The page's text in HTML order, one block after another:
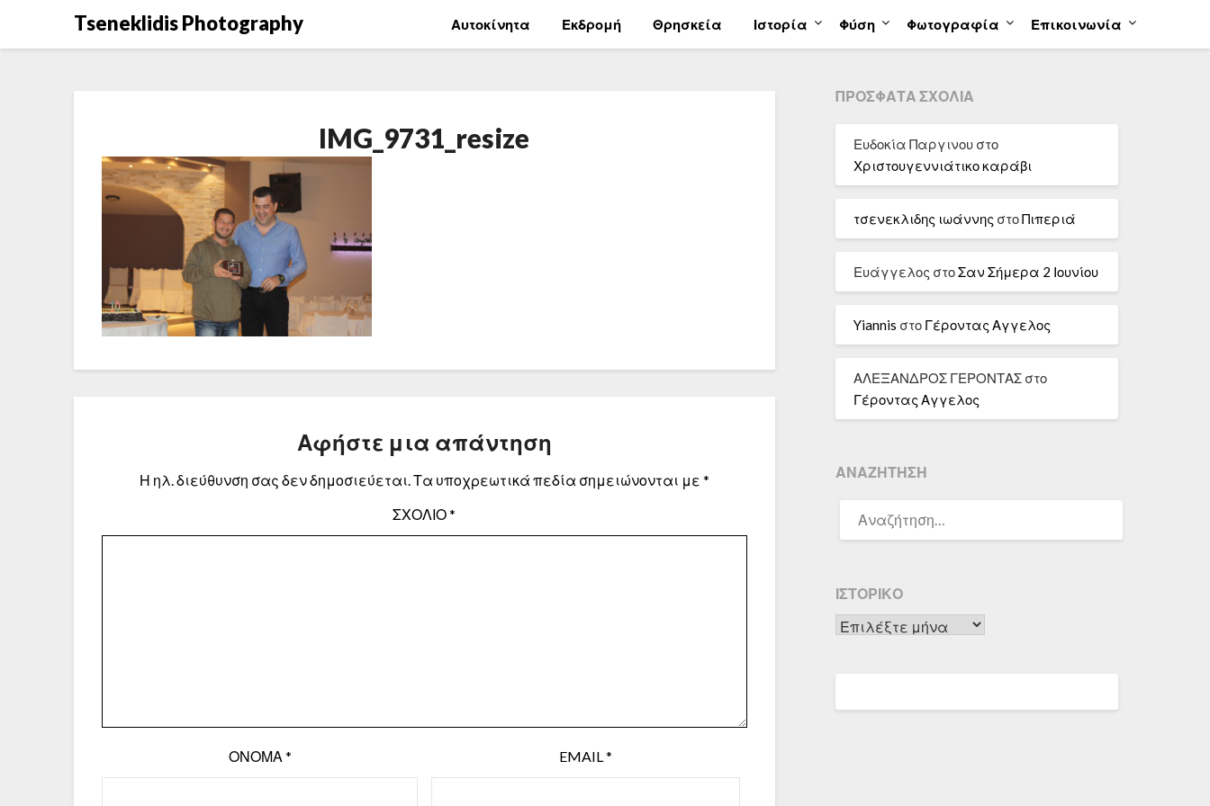
Tseneklidis Photography Αυτοκίνητα Εκδρομή Θρησκεία Ιστορία Φύση Φωτογραφία Επικοινωνία
IMG_9731_resize
Αφήστε μια απάντηση
Η ηλ. διεύθυνση σας δεν δημοσιεύεται.Τα υποχρεωτικά πεδία σημειώνονται με *
ΣΧΌΛΙΟ*
ΌΝΟΜΑ * EMAIL*
ΠΡΌΣΦΑΤΑ ΣΧΌΛΙΑ
Ευδοκία Παργινουστο
Χριστουγεννιάτικο καράβι
τσενεκλιδης ιωάννης στοΠιπεριά
Ευάγγελος στοΣαν Σήμερα 2 Ιουνίου
Yiannis στο Γέροντας Αγγελος
ΑΛΕΞΑΝΔΡΟΣ ΓΕΡΟΝΤΑΣστο
Γέροντας Αγγελος
ΑΝΑΖΉΤΗΣΗ
ΓΙΑ:
ΙΣΤΟΡΙΚΌ
Ιστορικό